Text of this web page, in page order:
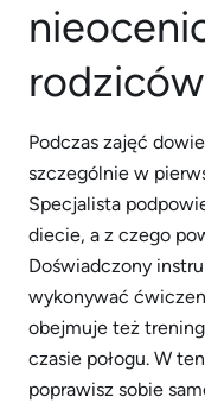
rodziców
Podczas zajęć
szczególnie w
Specjalista
diecie, a z czego
Doświadczony
wykonywać
obejmuje też
czasie połogu. W
poprawisz sobie